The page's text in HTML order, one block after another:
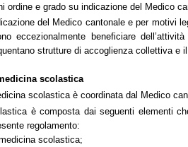
ordine e grado su indicazione del Medico
del Medico cantonale e per motivi
eccezionalmente beneficiare
strutture di accoglienza collettiva e
scolastica
scolastica è coordinata dal Medico
è composta dai seguenti elementi
regolamento:
scolastica;